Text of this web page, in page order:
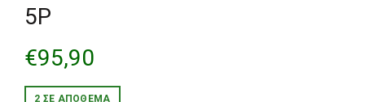
5P
€95,90
2 ΣΕ ΑΠΌΘΕΜΑ